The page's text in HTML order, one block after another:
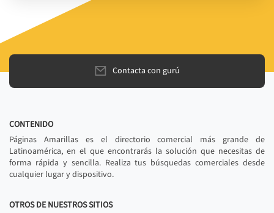
Contacta con gurú
CONTENIDO
Páginas Amarillas es el directorio comercial más grande de
Latinoamérica, en el que encontrarás la solución que necesitas de
forma rápida y sencilla. Realiza tus búsquedas comerciales desde
cualquier lugar y dispositivo.
OTROS DE NUESTROS SITIOS